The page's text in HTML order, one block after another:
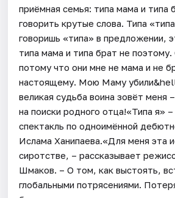
приёмная семья: типа мама и типа
говорить крутые слова. Типа
говоришь «типа» в предложении,
типа мама и типа брат не поэтому.
потому что они мне не мама и не
настоящему. Мою Маму
великая судьба воина зовёт меня
на поиски родного отца!«Типа я»
спектакль по одноимённой
Ислама Ханипаева.«Для меня эта
сиротстве, – рассказывает
Шмаков. – О том, как выстоять,
глобальными потрясениями.